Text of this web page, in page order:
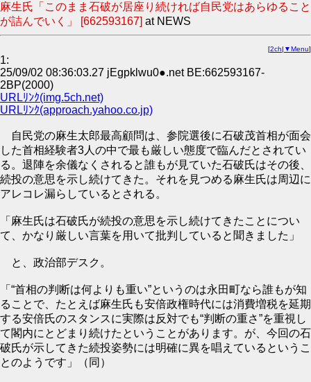
麻生氏「このまま石破が居座り続ければ自民党はあらゆること
が詰んでいく」 [662593167] at NEWS
[2ch| ▼Menu]
1:
25/09/02 08:36:03.27 jEgpklwu0●.net BE:662593167-
2BP(2000)
URLﾘﾝｸ(img.5ch.net)
URLﾘﾝｸ(approach.yahoo.co.jp)
自民党の麻生太郎最高顧問は、参院選後に石破茂首相が面会
した首相経験者3人の中で最も厳しい態度で臨んだとされてい
る。退陣を余儀なくされると誰もが見ていた石破氏はその後、
続投の意思を示し続けてきた。それを見つめる麻生氏は周辺に
アレコレ漏らしているとされる。
「麻生氏は石破氏が続投の意思を示し続けてきたことについ
て、かなり厳しい言葉を用いて批判していると聞きました」
と、政治部デスク。
「“首相の判断は何よりも重い”というのは永田町なら誰もが知
ることで、たとえば麻生氏も安倍政権時代には消費増税を延期
する安倍氏のスタンスに実際は反対でも“判断の重さ”を重視し
て閣内にとどまり続けたということがあります。が、今回の石
破氏が示してきた続投姿勢には明確に異を唱えているというこ
とのようです」（同）